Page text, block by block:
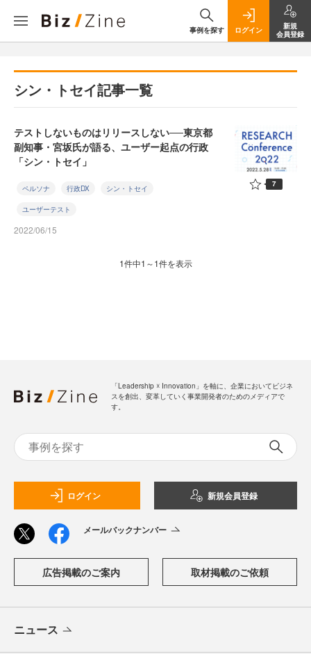
事例を探す ログイン
新規
会員登録
シン・トセイ記事一覧
テストしないものはリリースしない──東京都
副知事・宮坂氏が語る、ユーザー起点の行政
「シン・トセイ」
ペルソナ 行政DX シン・トセイ
ユーザーテスト
2022/06/15
7
1件中1～1件を表示
「Leadership ☓ Innovation」を軸に、企業においてビジネ
スを創出、変革していく事業開発者のためのメディアで
す。
ログイン 新規会員登録
メールバックナンバー
広告掲載のご案内 取材掲載のご依頼
ニュース